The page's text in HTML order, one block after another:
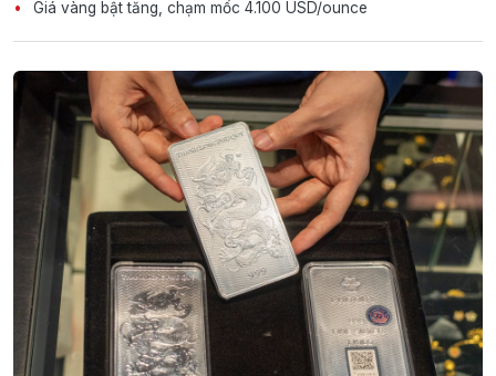
Giá vàng bật tăng, chạm mốc 4.100 USD/ounce